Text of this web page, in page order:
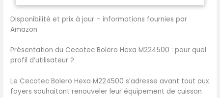
Cooking et Steam
résultats parfaits. Classe
réduisez votre
consommation d'énergie
Disponibilité et prix à jour – informations fournies par
Amazon
Présentation du Cecotec Bolero Hexa M224500 : pour quel
profil d’utilisateur ?
Le Cecotec Bolero Hexa M224500 s’adresse avant tout aux
foyers souhaitant renouveler leur équipement de cuisson